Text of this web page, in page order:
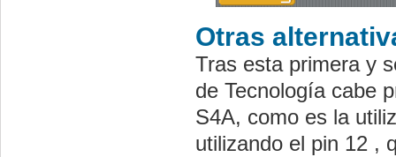
Otras
Tras esta primera y
de Tecnología cabe
S4A, como es la
utilizando el pin 12 ,